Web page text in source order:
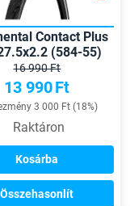
Contact Plus
(584-55)
külső gumi
16 990 Ft
13 990Ft
3 000 Ft (18%)
Raktáron
Kosárba
Összehasonlít